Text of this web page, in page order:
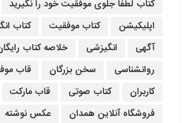
کتاب لطفا جلوی موفقیت خود را نگیرید
اپلیکیشن
کتاب موفقیت کتاب
آگهی
انگیزشی خلاصه کتاب
روانشناسی
سخن بزرگان قاب
کاربران
کتاب صوتی قاب مارکت
فروشگاه آنلاین همدان
عکس نوشته